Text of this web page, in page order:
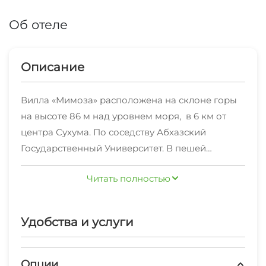
Об отеле
Описание
Вилла «Мимоза» расположена на склоне горы
на высоте 86 м над уровнем моря, в 6 км от
центра Сухума. По соседству Абхазский
Государственный Университет. В пешей
доступности лучший пляж Сухума «Mokko
Beach». К услугам гостей комфортабельные
Люкс (от 4 000 рублей) с различным
апартаментах). Все апартаменты с
Читать полностью
Удобства и услуги